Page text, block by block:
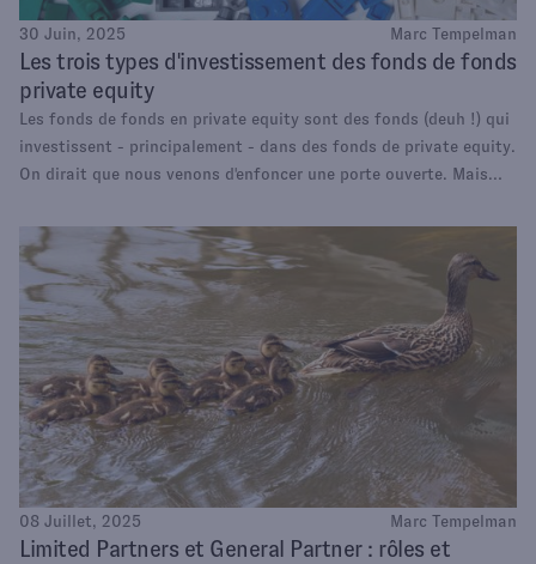
30 Juin, 2025 Marc Tempelman
Les trois types d'investissement des fonds de fonds
private equity
Les fonds de fonds en private equity sont des fonds (deuh !) qui
investissent - principalement - dans des fonds de private equity.
On dirait que nous venons d'enfoncer une porte ouverte. Mais
capital récolté auprès de ses investisseurs (les Limited Partners)
en investissant dans des fonds de private equity primaires, des
fonds de private equity secondaires et en effectuant des co-
investissements.
08 Juillet, 2025 Marc Tempelman
Limited Partners et General Partner : rôles et